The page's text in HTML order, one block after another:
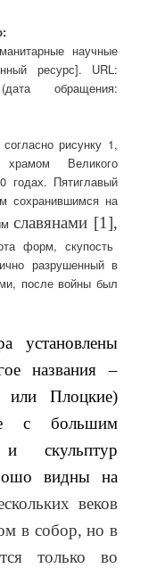
научные
ресурс]. URL:
обращения:
рисунку 1,
Великого
годах. Пятиглавый
сохранившимся на
славянами [1],
форм, скупость
разрушенный в
после войны был
установлены
названия –
или Плоцкие)
с большим
и скульптур
видны на
веков
в собор, но в
только во